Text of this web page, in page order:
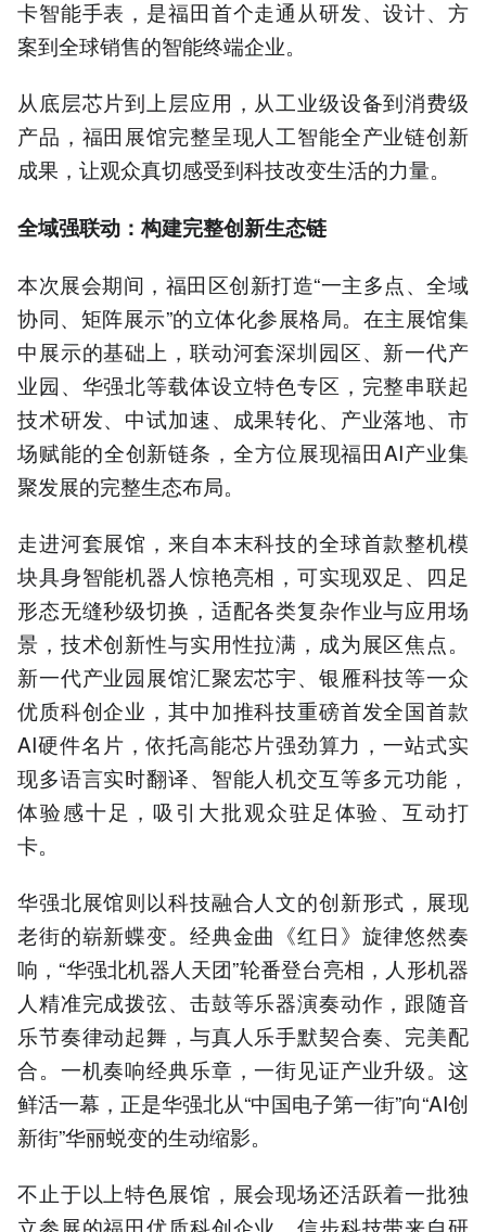
卡智能手表，是福田首个走通从研发、设计、方
案到全球销售的智能终端企业。
从底层芯片到上层应用，从工业级设备到消费级
产品，福田展馆完整呈现人工智能全产业链创新
成果，让观众真切感受到科技改变生活的力量。
全域强联动：构建完整创新生态链
本次展会期间，福田区创新打造“一主多点、全域
协同、矩阵展示”的立体化参展格局。在主展馆集
中展示的基础上，联动河套深圳园区、新一代产
业园、华强北等载体设立特色专区，完整串联起
技术研发、中试加速、成果转化、产业落地、市
场赋能的全创新链条，全方位展现福田AI产业集
聚发展的完整生态布局。
走进河套展馆，来自本末科技的全球首款整机模
块具身智能机器人惊艳亮相，可实现双足、四足
形态无缝秒级切换，适配各类复杂作业与应用场
景，技术创新性与实用性拉满，成为展区焦点。
新一代产业园展馆汇聚宏芯宇、银雁科技等一众
优质科创企业，其中加推科技重磅首发全国首款
AI硬件名片，依托高能芯片强劲算力，一站式实
现多语言实时翻译、智能人机交互等多元功能，
体验感十足，吸引大批观众驻足体验、互动打
卡。
华强北展馆则以科技融合人文的创新形式，展现
老街的崭新蝶变。经典金曲《红日》旋律悠然奏
响，“华强北机器人天团”轮番登台亮相，人形机器
人精准完成拨弦、击鼓等乐器演奏动作，跟随音
乐节奏律动起舞，与真人乐手默契合奏、完美配
合。一机奏响经典乐章，一街见证产业升级。这
鲜活一幕，正是华强北从“中国电子第一街”向“AI创
新街”华丽蜕变的生动缩影。
不止于以上特色展馆，展会现场还活跃着一批独